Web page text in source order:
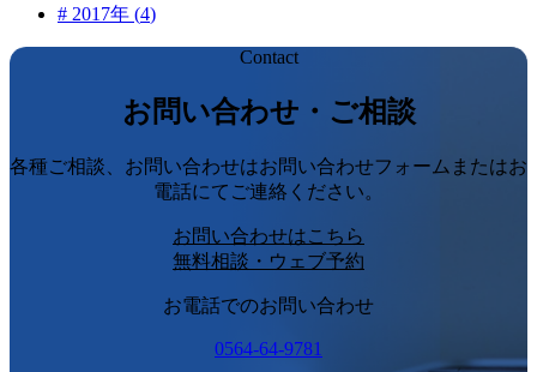
# 2017年 (4)
Contact
お問い合わせ・ご相談
各種ご相談、お問い合わせはお問い合わせフォームまたはお
電話にてご連絡ください。
お問い合わせはこちら
無料相談・ウェブ予約
お電話でのお問い合わせ
0564-64-9781